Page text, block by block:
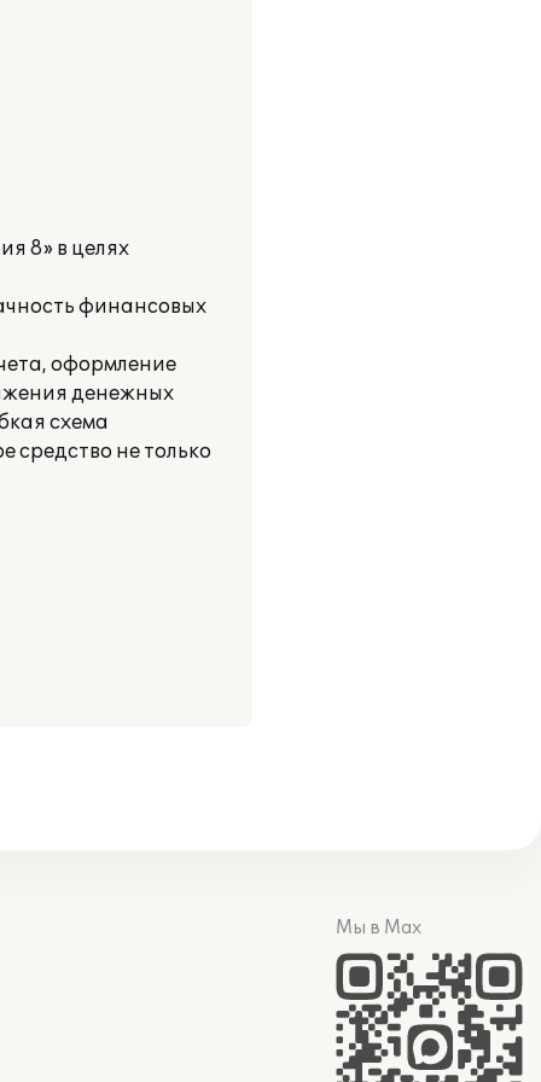
8» в целях
финансовых
оформление
денежных
схема
средство не только
Мы в Max